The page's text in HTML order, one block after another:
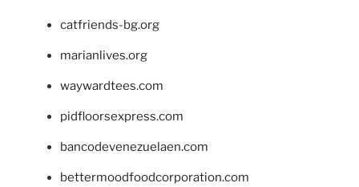
catfriends-bg.org
marianlives.org
waywardtees.com
pidfloorsexpress.com
bancodevenezuelaen.com
bettermoodfoodcorporation.com